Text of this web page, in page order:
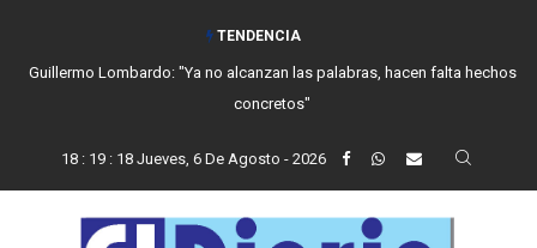
TENDENCIA
Guillermo Lombardo: "Ya no alcanzan las palabras, hacen falta hechos
concretos"
18: 19: 19 Jueves, 6 De Agosto - 2026